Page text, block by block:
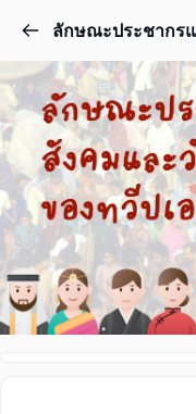
ลักษณะประชากร